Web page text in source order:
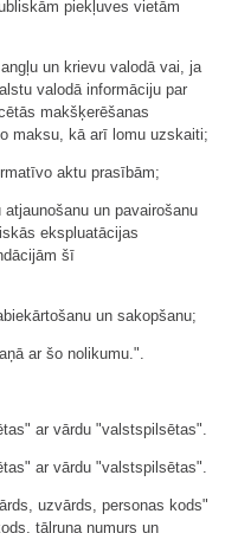
piekļuves vietām
un krievu valodā vai, ja
valodā informāciju par
makšķerēšanas
maksu, kā arī lomu uzskaiti;
aktu prasībām;
un pavairošanu
ekspluatācijas
šī
un sakopšanu;
ar šo nolikumu.".
ar vārdu "valstspilsētas".
ar vārdu "valstspilsētas".
uzvārds, personas kods"
tālruņa numurs un